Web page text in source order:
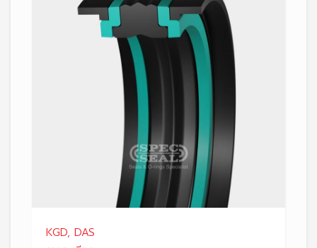
KGD, DAS